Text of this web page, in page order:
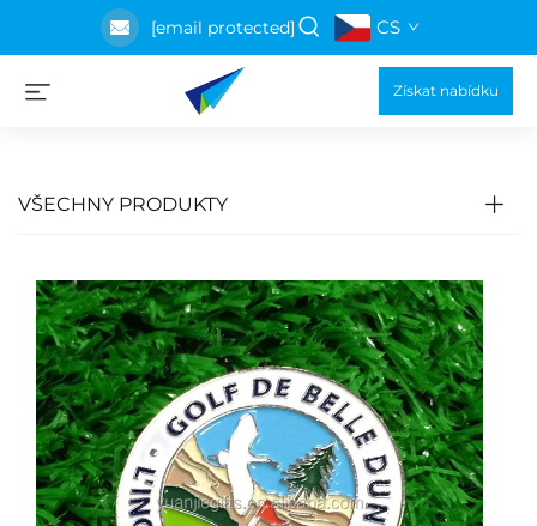
[email protected] CS
Získat nabídku
VŠECHNY PRODUKTY